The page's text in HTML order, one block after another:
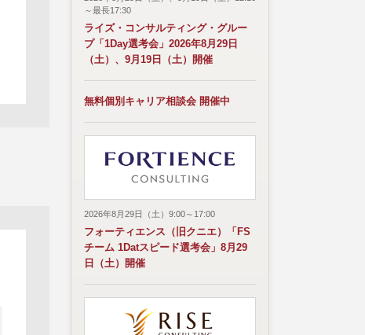
～最長17:30
ライズ・コンサルティング・グルー
プ「1Day選考会」2026年8月29日
（土）、9月19日（土）開催
無料個別キャリア相談会 開催中
2026年8月29日（土）9:00～17:00
フォーティエンス（旧クニエ）「FS
チーム 1Datスピード選考会」8月29
日（土）開催